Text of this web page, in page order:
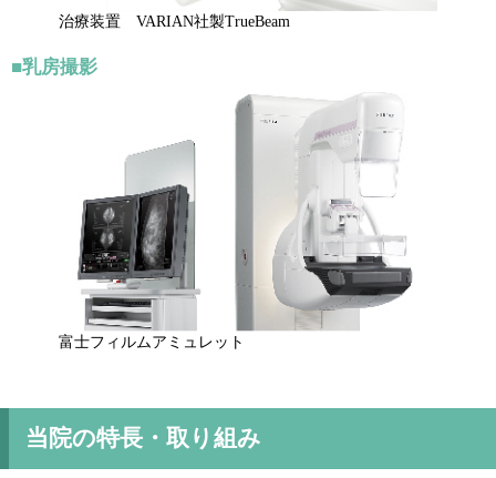
治療装置 VARIAN社製TrueBeam
■乳房撮影
富士フィルムアミュレット
当院の特長・取り組み